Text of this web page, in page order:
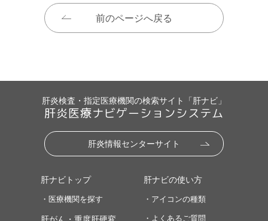
前のページへ戻る
肝炎検査・指定医療機関の検索サイト「肝ナビ」
肝炎医療ナビゲーションシステム
肝炎情報センターサイト
肝ナビトップ
・医療機関を探す
肝ナビの使い方
・アイコンの種類
・よくあるご質問